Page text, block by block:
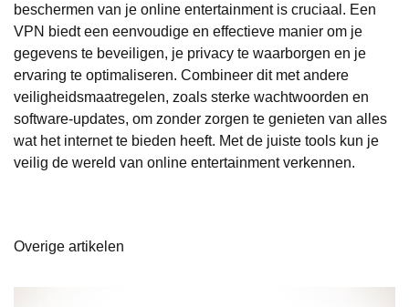
beschermen van je online entertainment is cruciaal. Een
VPN biedt een eenvoudige en effectieve manier om je
gegevens te beveiligen, je privacy te waarborgen en je
ervaring te optimaliseren. Combineer dit met andere
veiligheidsmaatregelen, zoals sterke wachtwoorden en
software-updates, om zonder zorgen te genieten van alles
wat het internet te bieden heeft. Met de juiste tools kun je
veilig de wereld van online entertainment verkennen.
Overige artikelen